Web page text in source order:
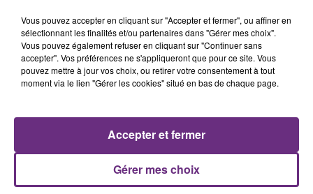
OLIVIA RODRIGO
Stupid Song
ZAHO & MC SOLAAR
Comme Caroline
Vous pouvez accepter en cliquant sur "Accepter et fermer", ou affiner en
sélectionnant les finalités et/ou partenaires dans "Gérer mes choix".
Vous pouvez également refuser en cliquant sur "Continuer sans
accepter". Vos préférences ne s'appliqueront que pour ce site. Vous
pouvez mettre à jour vos choix, ou retirer votre consentement à tout
moment via le lien "Gérer les cookies" situé en bas de chaque page.
Gérer mes choix
Accepter et fermer